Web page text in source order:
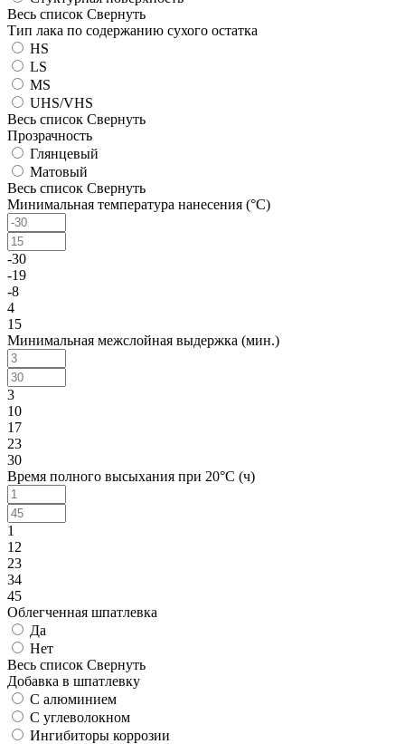
Весь список Свернуть
Тип лака по содержанию сухого остатка
HS
LS
MS
UHS/VHS
Весь список Свернуть
Прозрачность
Глянцевый
Матовый
Весь список Свернуть
Минимальная температура нанесения (°С)
-30
-19
-8
4
15
Минимальная межслойная выдержка (мин.)
3
10
17
23
30
Время полного высыхания при 20°С (ч)
1
12
23
34
45
Облегченная шпатлевка
Да
Нет
Весь список Свернуть
Добавка в шпатлевку
С алюминием
С углеволокном
Ингибиторы коррозии